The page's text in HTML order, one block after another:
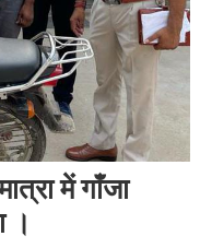
में गाँजा
।